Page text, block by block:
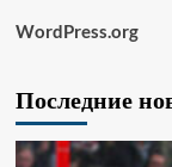
WordPress.org
Последние